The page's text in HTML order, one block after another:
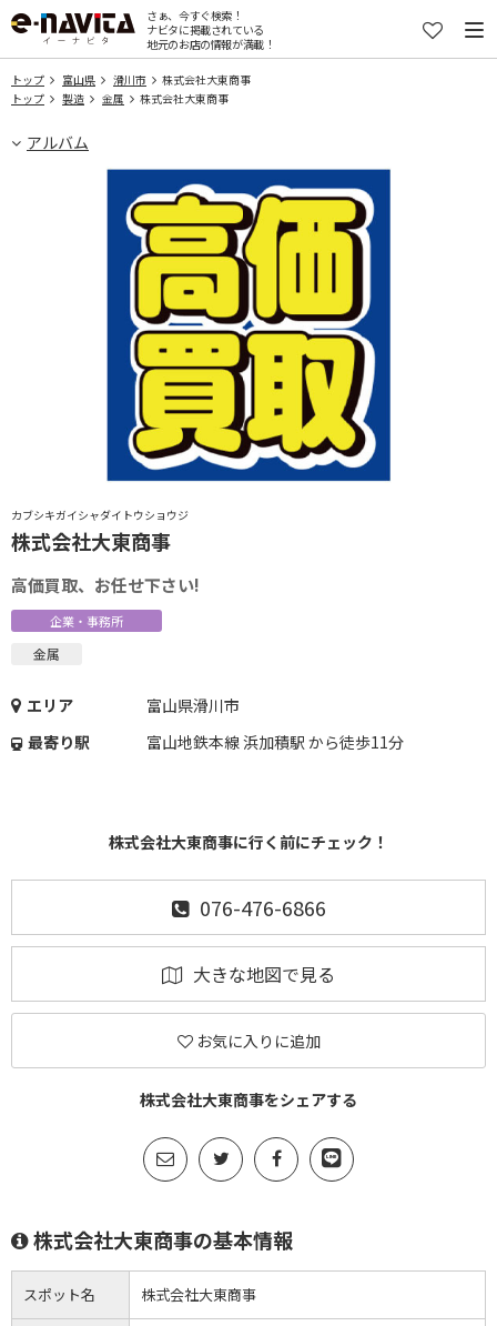
さぁ、今すぐ検索！
ナビタに掲載されている
地元のお店の情報が満載！
トップ 富山県 滑川市
株式会社大東商事
トップ
製造 金属 株式会社大東商事
アルバム
カブシキガイシャダイトウショウジ
株式会社大東商事
高価買取、お任せ下さい!
企業・事務所
金属
エリア
富山県滑川市
最寄り駅
富山地鉄本線 浜加積駅 から徒歩11分
株式会社大東商事に行く前にチェック！
076-476-6866
大きな地図で見る
お気に入りに追加
株式会社大東商事をシェアする
株式会社大東商事の基本情報
スポット名 株式会社大東商事